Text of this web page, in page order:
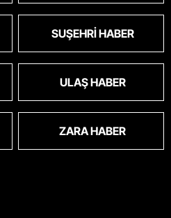
SUŞEHRI HABER
ULAŞ HABER
ZARA HABER